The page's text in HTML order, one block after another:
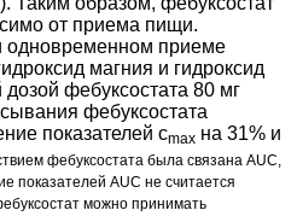
от приема пищи.
одновременном приеме
магния и гидроксид
фебуксостата 80 мг
фебуксостата
показателей сmax на 31% и
фебуксостата была связана AUC,
показателей AUC не считается
можно принимать